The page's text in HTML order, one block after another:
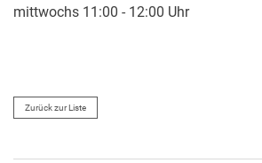
mittwochs 11:00 - 12:00 Uhr
Zurück zur Liste